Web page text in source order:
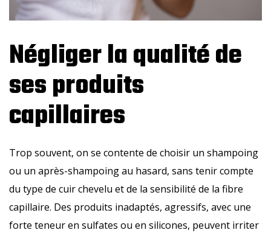
Négliger la qualité de
ses produits
capillaires
Trop souvent, on se contente de choisir un shampoing
ou un après-shampoing au hasard, sans tenir compte
du type de cuir chevelu et de la sensibilité de la fibre
capillaire. Des produits inadaptés, agressifs, avec une
forte teneur en sulfates ou en silicones, peuvent irriter